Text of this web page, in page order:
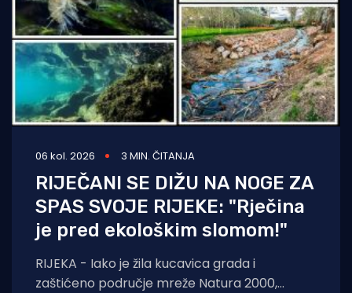
06 kol. 2026 3 MIN. ČITANJA
RIJEČANI SE DIŽU NA NOGE ZA
SPAS SVOJE RIJEKE: "Rječina
je pred ekološkim slomom!"
RIJEKA - Iako je žila kucavica grada i
zaštićeno područje mreže Natura 2000,